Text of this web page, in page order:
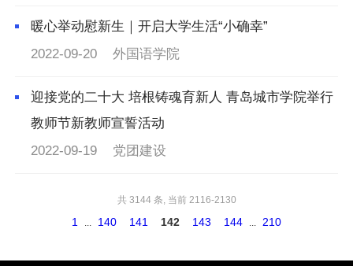
暖心举动慰新生｜开启大学生活“小确幸”
2022-09-20
外国语学院
迎接党的二十大 培根铸魂育新人 青岛城市学院举行
教师节新教师宣誓活动
2022-09-19
党团建设
共 3144 条, 当前 2116-2130
1 ... 140 141 142 143 144 ... 210